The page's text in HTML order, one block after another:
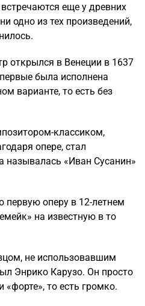
еще у древних
одно из тех произведений,
открылся в Венеции в 1637
была исполнена
варианте, то есть без
классиком,
опере, стал
называлась «Иван Сусанин»
первую оперу в 12-летнем
на известную в то
не использовавшим
Энрико Карузо. Он просто
«форте», то есть громко.